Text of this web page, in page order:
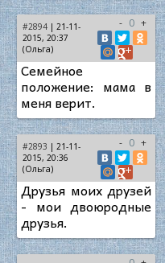
#2894 | 21-11-
2015, 20:37
(Ольга)
- 0 +
Семейное
положение: мама в
меня верит.
#2893 | 21-11-
2015, 20:36
(Ольга)
- 0 +
Друзья моих друзей
- мои двоюродные
друзья.